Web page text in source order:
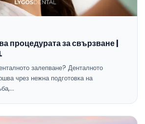
процедурата за свързване |
залепване? Денталното
чрез нежна подготовка на